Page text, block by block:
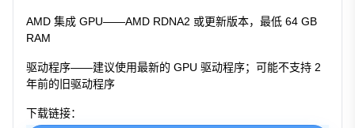
AMD 集成 GPU——AMD RDNA2 或更新版本，最低 64 GB
RAM
驱动程序——建议使用最新的 GPU 驱动程序；可能不支持 2
年前的旧驱动程序
下载链接：